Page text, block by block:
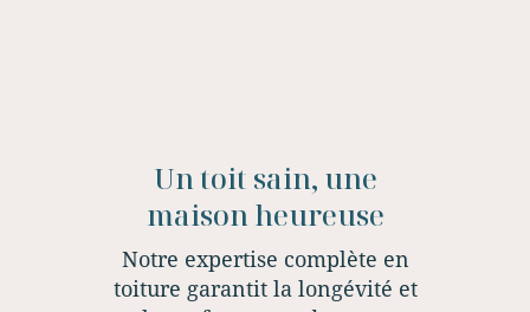
Un toit sain, une
maison heureuse
Notre expertise complète en
toiture garantit la longévité et